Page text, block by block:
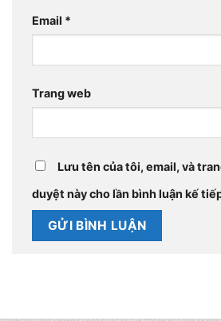
Email *
Trang web
Lưu tên của tôi, email, và
duyệt này cho lần bình luận kế